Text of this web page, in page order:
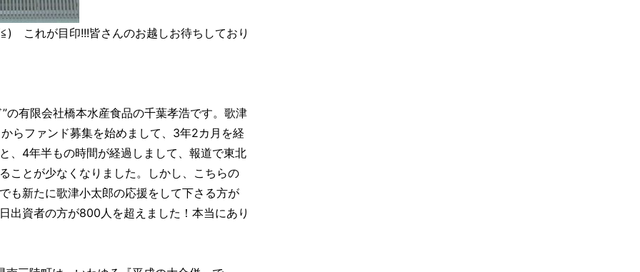
れが目印!!!皆さんのお越しお待ちしており
有限会社橋本水産食品の千葉孝浩です。歌津
らファンド募集を始めまして、3年2カ月を経
、4年半もの時間が経過しまして、報道で東北
ことが少なくなりました。しかし、こちらの
も新たに歌津小太郎の応援をして下さる方が
出資者の方が800人を超えました！本当にあり